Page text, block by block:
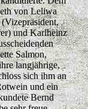
von Leliwa
und Karlheinz
Salmon,
langjährige,
sich ihm an
und ein
Bernd